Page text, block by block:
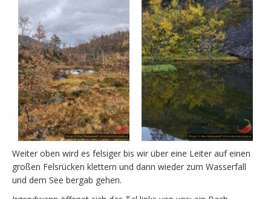
Weiter oben wird es felsiger bis wir über eine Leiter auf einen
großen Felsrücken klettern und dann wieder zum Wasserfall
und dem See bergab gehen.